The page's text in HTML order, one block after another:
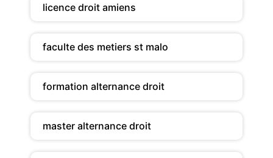
licence droit amiens
faculte des metiers st malo
formation alternance droit
master alternance droit